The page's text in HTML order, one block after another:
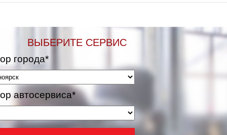
ВЫБЕРИТЕ СЕРВИС
города*
автосервиса*